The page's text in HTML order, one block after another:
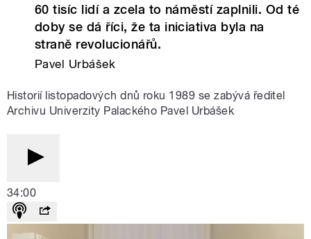
60 tisíc lidí a zcela to náměstí zaplnili. Od té
doby se dá říci, že ta iniciativa byla na
straně revolucionářů.
Pavel Urbášek
Historií listopadových dnů roku 1989 se zabývá ředitel
Archivu Univerzity Palackého Pavel Urbášek
34:00